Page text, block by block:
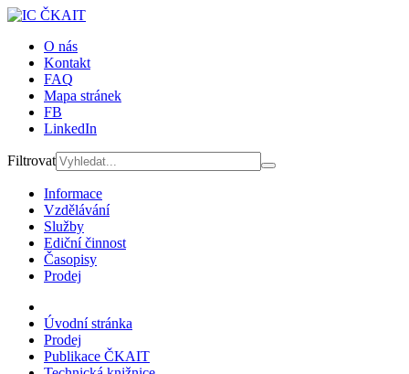
O nás
Kontakt
FAQ
Mapa stránek
FB
LinkedIn
Filtrovat
Informace
Vzdělávání
Služby
Ediční činnost
Časopisy
Prodej
Úvodní stránka
Prodej
Publikace ČKAIT